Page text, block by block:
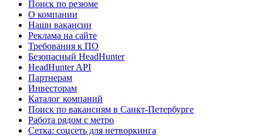
Поиск по резюме
О компании
Наши вакансии
Реклама на сайте
Требования к ПО
Безопасный HeadHunter
HeadHunter API
Партнерам
Инвесторам
Каталог компаний
Поиск по вакансиям в Санкт-Петербурге
Работа рядом с метро
Сетка: соцсеть для нетворкинга